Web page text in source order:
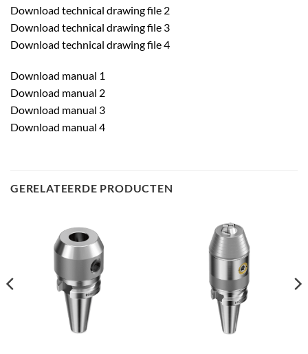
Download technical drawing file 2
Download technical drawing file 3
Download technical drawing file 4
Download manual 1
Download manual 2
Download manual 3
Download manual 4
GERELATEERDE PRODUCTEN